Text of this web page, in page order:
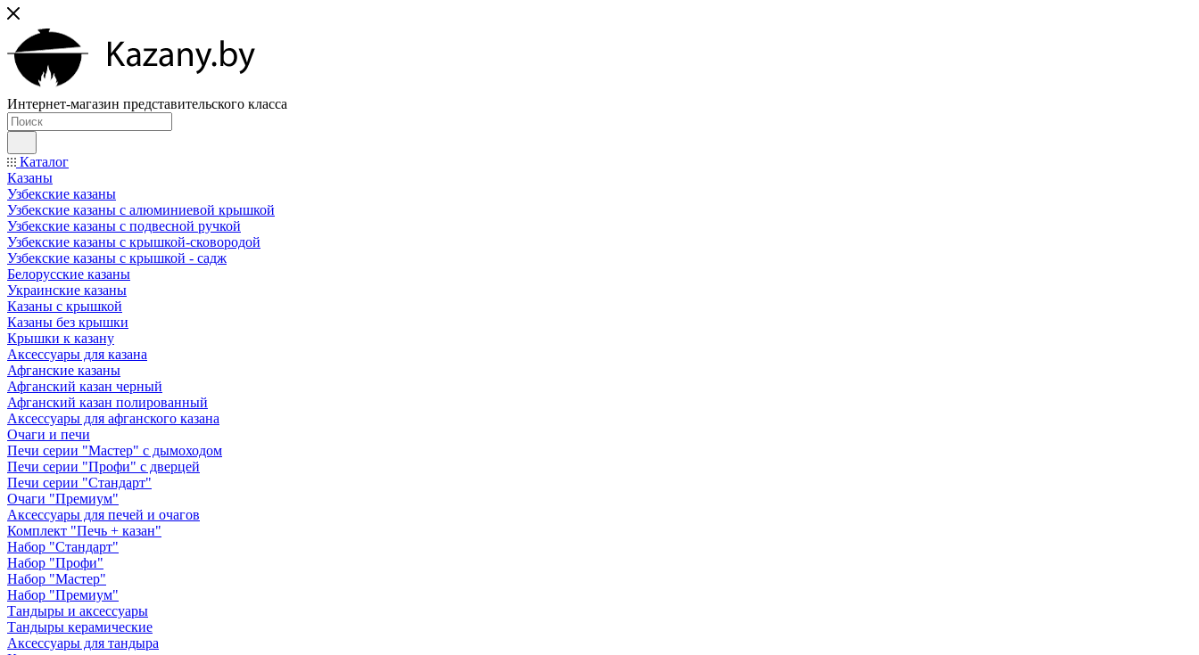
Интернет-магазин представительского класса
Каталог
Казаны
Узбекские казаны
Узбекские казаны с алюминиевой крышкой
Узбекские казаны с подвесной ручкой
Узбекские казаны с крышкой-сковородой
Узбекские казаны с крышкой - садж
Белорусские казаны
Украинские казаны
Казаны с крышкой
Казаны без крышки
Крышки к казану
Аксессуары для казана
Афганские казаны
Афганский казан черный
Афганский казан полированный
Аксессуары для афганского казана
Очаги и печи
Печи серии "Мастер" с дымоходом
Печи серии "Профи" с дверцей
Печи серии "Стандарт"
Очаги "Премиум"
Аксессуары для печей и очагов
Комплект "Печь + казан"
Набор "Стандарт"
Набор "Профи"
Набор "Мастер"
Набор "Премиум"
Тандыры и аксессуары
Тандыры керамические
Аксессуары для тандыра